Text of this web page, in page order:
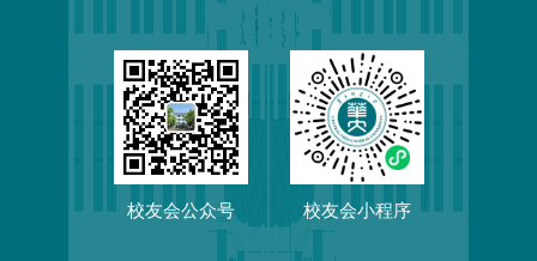
校友会公众号 校友会小程序